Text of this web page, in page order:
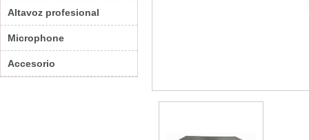
Altavoz profesional
Microphone
Accesorio